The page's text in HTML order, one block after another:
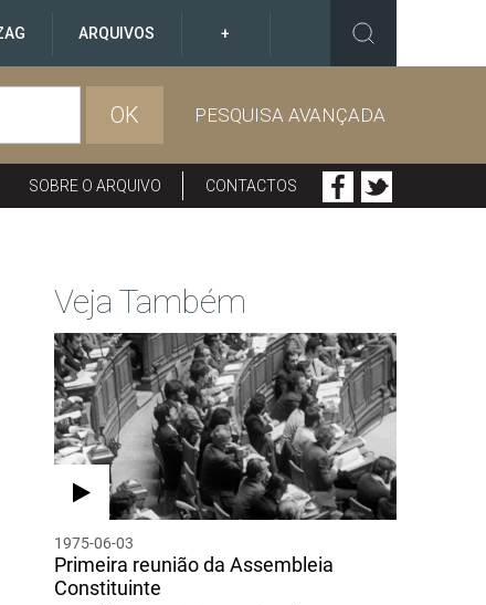
ARQUIVOS +
OK PESQUISA AVANÇADA
SOBRE O ARQUIVO CONTACTOS
Veja Também
1975-06-03
Primeira reunião da Assembleia
Constituinte